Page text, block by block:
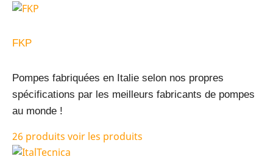
FKP
Pompes fabriquées en Italie selon nos propres
spécifications par les meilleurs fabricants de pompes
au monde !
26 produits voir les produits